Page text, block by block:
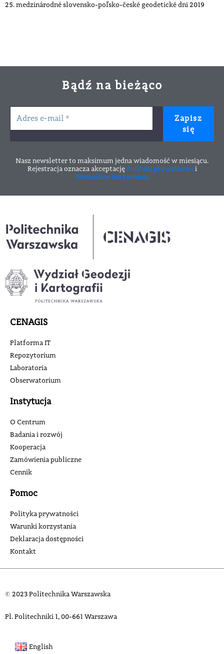
25. medzinárodné slovensko-poľsko-české geodetické dni 2019
Bądź na bieżąco
Nasz newsletter to maksimum jedna wiadomość w miesiącu.
Rejestracja oznacza akceptacjęPolityki prywatności i
Warunków korzystania
CENAGIS
Platforma IT
Repozytorium
Laboratoria
Obserwatorium
Instytucja
O Centrum
Badania i rozwój
Kooperacja
Zamówienia publiczne
Cennik
Pomoc
Polityka prywatności
Warunki korzystania
Deklaracja dostępności
Kontakt
© 2023 Politechnika Warszawska
Pl. Politechniki 1, 00-661 Warszawa
English